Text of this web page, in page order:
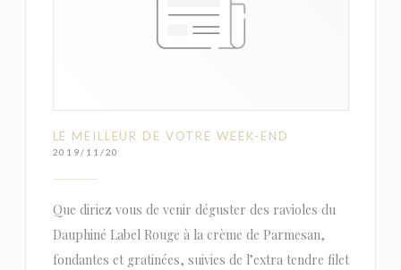
LE MEILLEUR DE VOTRE WEEK-END
2019/11/20
Que diriez vous de venir déguster des ravioles du
Dauphiné Label Rouge à la crème de Parmesan,
fondantes et gratinées, suivies de l’extra tendre filet